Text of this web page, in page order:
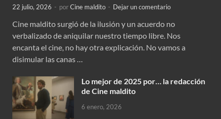
22 julio, 2026 - porCine maldito - Dejar un comentario
Cine maldito surgió de la ilusión y un acuerdo no
verbalizado de aniquilar nuestro tiempo libre. Nos
encanta el cine, no hay otra explicación. No vamos a
disimular las canas …
Lo mejor de 2025 por… la redacción
de Cine maldito
6 enero, 2026